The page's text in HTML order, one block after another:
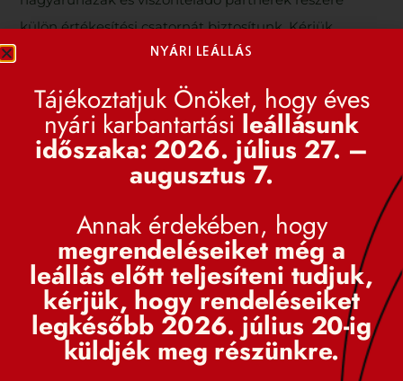
Felhasználónév vagy Email cím*
Jelszó*
Belépés
Elfelejtett jelszó?
külön értékesítési csatornát biztosítunk. Kérjük,
+36 30 597 2656
Böngészek tovább
Viszonteladó vagyok, érdeklődöm
Viszonteladó vagyok, rendelek/regisztrálok
NYÁRI LEÁLLÁS
Tájékoztatjuk Önöket, hogy éves
nyári karbantartási leállásunk
időszaka: 2026. július 27. –
augusztus 7.
Annak érdekében, hogy
megrendeléseiket még a
leállás előtt teljesíteni tudjuk,
kérjük, hogy rendeléseiket
legkésőbb 2026. július 20-ig
küldjék meg részünkre.